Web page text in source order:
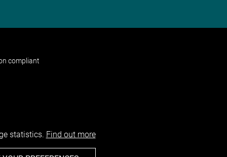
compliant
statistics. Find out more